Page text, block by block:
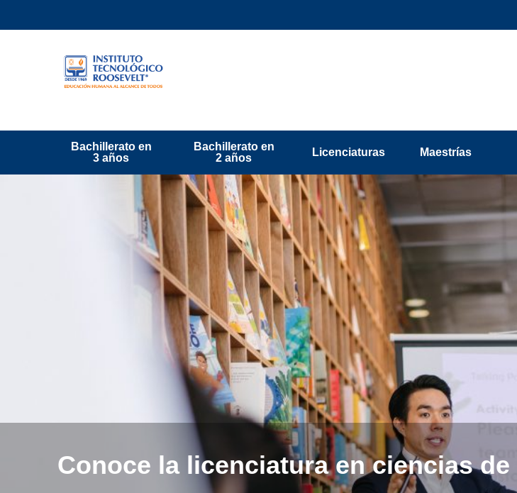
Bachillerato en
3 años
Bachillerato en
2 años
Licenciaturas Maestrías
Conoce la licenciatura en ciencias